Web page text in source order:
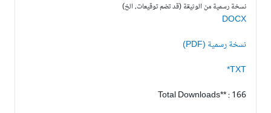
نسخة رسمية من الوثيقة (قد تضم توقيعات، الخ)
DOCX
نسخة رسمية (PDF)
TXT*
Total Downloads** : 166